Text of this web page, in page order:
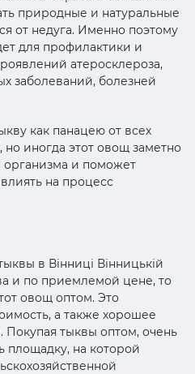
природные и натуральные
от недуга. Именно поэтому
для профилактики и
атеросклероза,
заболеваний, болезней
как панацею от всех
иногда этот овощ заметно
и поможет
на процесс
в Вінниці Вінницькій
и по приемлемой цене, то
овощ оптом. Это
а также хорошее
Покупая тыквы оптом, очень
площадку, на которой